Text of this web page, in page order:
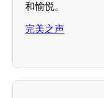
和愉悦。
完美之声